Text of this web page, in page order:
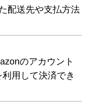
配送先や支払方法
のアカウント
用して決済でき